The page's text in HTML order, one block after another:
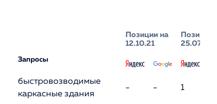
Запросы
Позиции на
12.10.21
Позиции
25.07.23
быстровозводимые
каркасные здания
- - 1